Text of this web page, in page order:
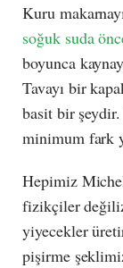
Kuru
soğuk suda
boyunca
Tavayı bir
basit bir
minimum fark
Hepimiz
fizikçiler
yiyecekler
pişirme